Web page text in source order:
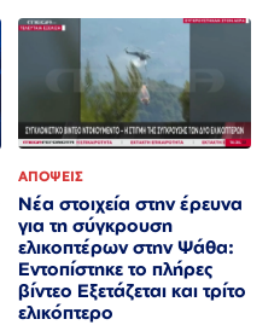
ΑΠΟΨΕΙΣ
Νέα στοιχεία στην έρευνα
για τη σύγκρουση
ελικοπτέρων στην Ψάθα:
Εντοπίστηκε το πλήρες
βίντεο Εξετάζεται και τρίτο
ελικόπτερο​​​​​​​​​​​​​​​​​​​​​​​​​​​​​​​​​​​​​​​​​​​​​​​​​​